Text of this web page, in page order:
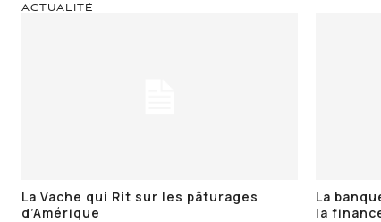
ACTUALITÉ
La Vache qui Rit sur les pâturages
d’Amérique
La
la